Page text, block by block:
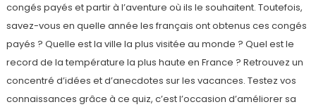
congés payés et partir à l’aventure où ils le souhaitent. Toutefois,
savez-vous en quelle année les français ont obtenus ces congés
payés ? Quelle est la ville la plus visitée au monde ? Quel est le
record de la température la plus haute en France ? Retrouvez un
concentré d’idées et d’anecdotes sur les vacances. Testez vos
connaissances grâce à ce quiz, c’est l’occasion d’améliorer sa